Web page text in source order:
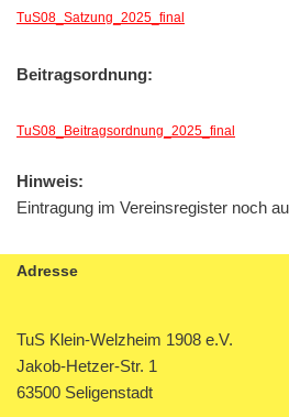
TuS08_Satzung_2025_final
Beitragsordnung:
TuS08_Beitragsordnung_2025_final
Hinweis:
Eintragung im Vereinsregister noch
Adresse
TuS Klein-Welzheim 1908 e.V.
Jakob-Hetzer-Str. 1
63500 Seligenstadt